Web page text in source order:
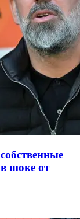
шоке от